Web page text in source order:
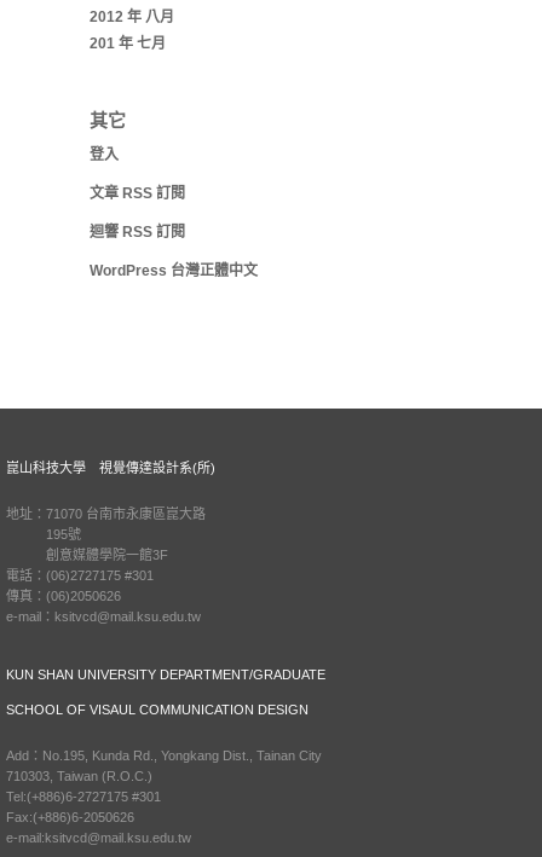
2012 年 八月
201 年 七月
其它
登入
文章 RSS 訂閱
迴響 RSS 訂閱
WordPress 台灣正體中文
崑山科技大學 視覺傳達設計系(所)
地址：71070 台南市永康區崑大路
195號
創意媒體學院一館3F
電話：(06)2727175 #301
傳真：(06)2050626
e-mail：ksitvcd@mail.ksu.edu.tw
KUN SHAN UNIVERSITY DEPARTMENT/GRADUATE
SCHOOL OF VISAUL COMMUNICATION DESIGN
Add：No.195, Kunda Rd., Yongkang Dist., Tainan City
710303, Taiwan (R.O.C.)
Tel:(+886)6-2727175 #301
Fax:(+886)6-2050626
e-mail:ksitvcd@mail.ksu.edu.tw